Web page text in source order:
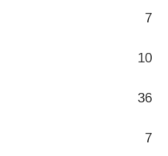
7
10
36
7